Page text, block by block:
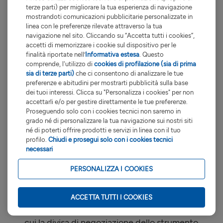
cambio.
Nel tempo il valore dell'investimento e il
rendimento che ne deriva possono
aumentare così come diminuire.
Il rischio inflazione potrebbe influenzare il
vostro investimento in strumenti finanziari.
Per rischio inflazione si intende la possibilità
che l'aumento del costo della vita riduca o
annulli i rendimenti o il valore di un
determinato investimento, in termini reali.
La consulenza prestata non comporta la
promessa o la garanzia del conseguimento
dei risultati in termini di investimenti
finanziari.
Commissioni trading: le commissioni di
negoziazione indicate per la compravendita
di strumenti finanziari si riferiscono soltanto
alle operazioni disposte online.Nei casi in
terze parti) per migliorare la tua esperienza di navigazione
mostrandoti comunicazioni pubblicitarie personalizzate in
linea con le preferenze rilevate attraverso la tua
navigazione nel sito. Cliccando su “Accetta tutti i cookies”,
accetti di memorizzare i cookie sul dispositivo per le
finalità riportate nell’Informativa estesa. Questo
comprende, l'utilizzo di cookies di profilazione (sia di prima
sia di terze parti)che ci consentono di analizzare le tue
preferenze e abitudini per mostrarti pubblicità sulla base
dei tuoi interessi. Clicca su "Personalizza i cookies" per non
accettarli e/o per gestire direttamente le tue preferenze.
Proseguendo solo con i cookies tecnici non saremo in
grado né di personalizzare la tua navigazione sui nostri siti
né di poterti offrire prodotti e servizi in linea con il tuo
profilo. Chiudi e prosegui solo con i cookies tecnici
necessari
PERSONALIZZA I COOKIES
ACCETTA TUTTI I COOKIES